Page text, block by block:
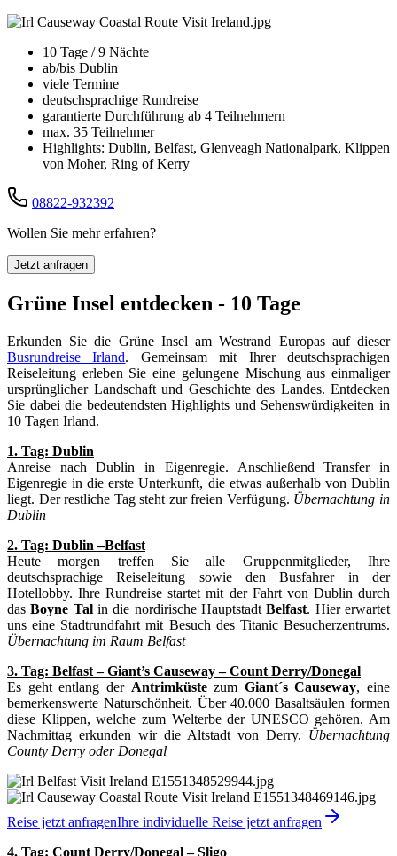
10 Tage / 9 Nächte
ab/bis Dublin
viele Termine
deutschsprachige Rundreise
garantierte Durchführung ab 4 Teilnehmern
max. 35 Teilnehmer
Highlights: Dublin, Belfast, Glenveagh Nationalpark, Klippen
von Moher, Ring of Kerry
08822-932392
Wollen Sie mehr erfahren?
Jetzt anfragen
Grüne Insel entdecken - 10 Tage
Erkunden Sie die Grüne Insel am Westrand Europas auf dieser
Busrundreise Irland. Gemeinsam mit Ihrer deutschsprachigen
Reiseleitung erleben Sie eine gelungene Mischung aus einmaliger
ursprünglicher Landschaft und Geschichte des Landes. Entdecken
Sie dabei die bedeutendsten Highlights und Sehenswürdigkeiten in
10 Tagen Irland.
1. Tag: Dublin
Anreise nach Dublin in Eigenregie. Anschließend Transfer in
Eigenregie in die erste Unterkunft, die etwas außerhalb von Dublin
liegt. Der restliche Tag steht zur freien Verfügung. Übernachtung in
Dublin
2. Tag: Dublin –Belfast
Heute morgen treffen Sie alle Gruppenmitglieder, Ihre
deutschsprachige Reiseleitung sowie den Busfahrer in der
Hotellobby. Ihre Rundreise startet mit der Fahrt von Dublin durch
dasBoyne Talin die nordirische HauptstadtBelfast. Hier erwartet
uns eine Stadtrundfahrt mit Besuch des Titanic Besucherzentrums.
Übernachtung im Raum Belfast
3. Tag: Belfast – Giant’s Causeway – Count Derry/Donegal
Es geht entlang der Antrimküstezum Giant´s Causeway, eine
bemerkenswerte Naturschönheit. Über 40.000 Basaltsäulen formen
diese Klippen, welche zum Welterbe der UNESCO gehören. Am
Nachmittag erkunden wir die Altstadt von Derry. Übernachtung
County Derry oder Donegal
Reise jetzt anfragenIhre individuelle Reise jetzt anfragen
4. Tag: Count Derry/Donegal – Sligo